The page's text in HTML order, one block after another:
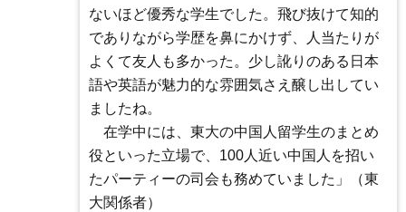
ないほど優秀な学生でした。飛び抜けて知的
でありながら学歴を鼻にかけず、人当たりが
よくて友人も多かった。少し訛りのある日本
語や英語が魅力的な雰囲気さえ醸し出してい
ましたね。
在学中には、東大の中国人留学生のまとめ
役といった立場で、100人近い中国人を招い
たパーティーの司会も務めていました」（東
大関係者）